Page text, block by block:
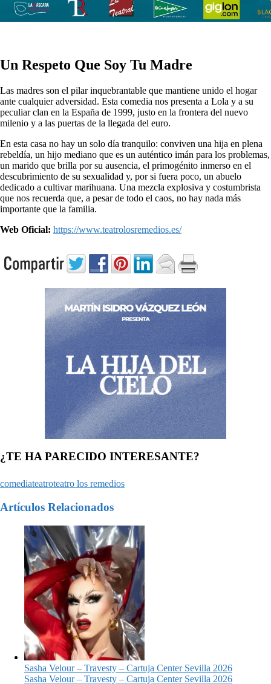
Un Respeto Que Soy Tu Madre
Las madres son el pilar inquebrantable que mantiene unido el hogar
ante cualquier adversidad. Esta comedia nos presenta a Lola y a su
peculiar clan en la España de 1999, justo en la frontera del nuevo
milenio y a las puertas de la llegada del euro.
En esta casa no hay un solo día tranquilo: conviven una hija en plena
rebeldía, un hijo mediano que es un auténtico imán para los problemas,
un marido que brilla por su ausencia, el primogénito inmerso en el
descubrimiento de su sexualidad y, por si fuera poco, un abuelo
dedicado a cultivar marihuana. Una mezcla explosiva y costumbrista
que nos recuerda que, a pesar de todo el caos, no hay nada más
importante que la familia.
Web Oficial: https://www.teatrolosremedios.es/
¿TE HA PARECIDO INTERESANTE?
comediateatroteatro los remedios
Artículos Relacionados
Sasha Velour – Travesty – Cartuja Center Sevilla 2026
Sasha Velour – Travesty – Cartuja Center Sevilla 2026